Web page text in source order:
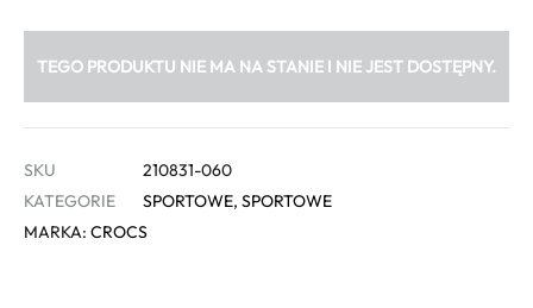
TEGO PRODUKTU NIE MA NA STANIE I NIE JEST DOSTĘPNY.
SKU
210831-060
KATEGORIE
SPORTOWE, SPORTOWE
MARKA: CROCS